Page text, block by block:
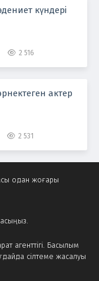
күндері
2 516
актер
2 531
агенттігі. Басылым
сілтеме жасалуы
одан жоғары